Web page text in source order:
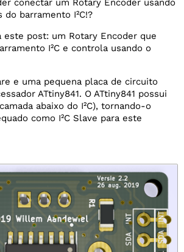
conectar um Rotary Encoder usando
barramento I²C!?
este post: um Rotary Encoder que
I²C e controla usando o
e uma pequena placa de circuito
ATtiny841. O ATtiny841 possui
abaixo do I²C), tornando-o
como I²C Slave para este